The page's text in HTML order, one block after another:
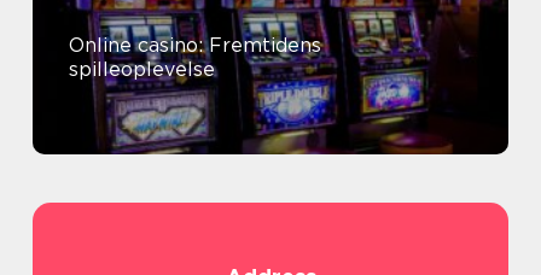
Online casino: Fremtidens
spilleoplevelse